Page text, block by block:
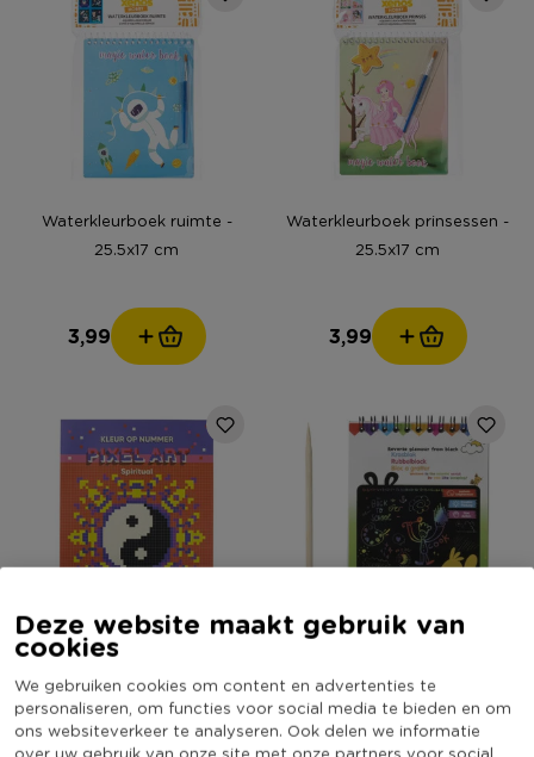
Deze website maakt gebruik van
cookies
We gebruiken cookies om content en advertenties te
personaliseren, om functies voor social media te bieden en om
ons websiteverkeer te analyseren. Ook delen we informatie
over uw gebruik van onze site met onze partners voor social
Waterkleurboek ruimte -
25.5x17 cm
3,99
Waterkleurboek prinsessen -
25.5x17 cm
3,99
Kleuren op pixel kleurboek -
21x25 cm